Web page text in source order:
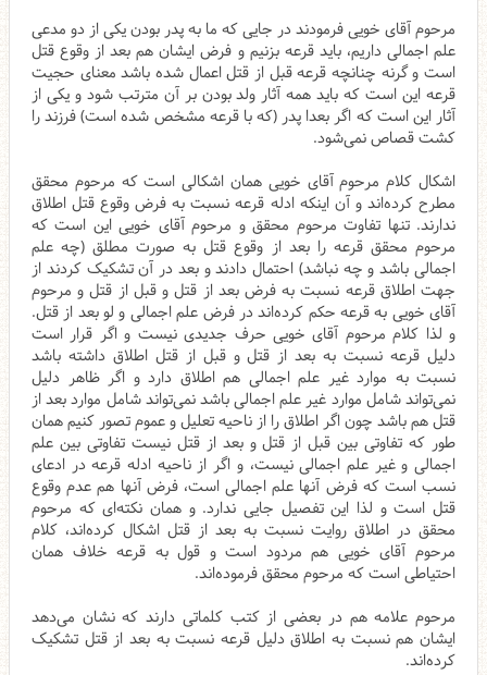
مرحوم آقای خویی فرمودند در جایی که ما به پدر بودن یکی از دو مدعی
علم اجمالی داریم، باید قرعه بزنیم و فرض ایشان هم بعد از وقوع قتل
است و گرنه چنانچه قرعه قبل از قتل اعمال شده باشد معنای حجیت
قرعه این است که باید همه آثار ولد بودن بر آن مترتب شود و یکی از
آثار این است که اگر بعدا پدر (که با قرعه مشخص شده است) فرزند را
کشت قصاص نمی‌شود.
اشکال کلام مرحوم آقای خویی همان اشکالی است که مرحوم محقق
مطرح کرده‌اند و آن اینکه ادله قرعه نسبت به فرض وقوع قتل اطلاق
ندارند. تنها تفاوت مرحوم محقق و مرحوم آقای خویی این است که
مرحوم محقق قرعه را بعد از وقوع قتل به صورت مطلق (چه علم
اجمالی باشد و چه نباشد) احتمال دادند و بعد در آن تشکیک کردند از
جهت اطلاق قرعه نسبت به فرض بعد از قتل و قبل از قتل و مرحوم
آقای خویی به قرعه حکم کرده‌اند در فرض علم اجمالی و لو بعد از قتل.
و لذا کلام مرحوم آقای خویی حرف جدیدی نیست و اگر قرار است
دلیل قرعه نسبت به بعد از قتل و قبل از قتل اطلاق داشته باشد
نسبت به موارد غیر علم اجمالی هم اطلاق دارد و اگر ظاهر دلیل
نمی‌تواند شامل موارد غیر علم اجمالی باشد نمی‌تواند شامل موارد بعد از
قتل هم باشد چون اگر اطلاق را از ناحیه تعلیل و عموم تصور کنیم همان
طور که تفاوتی بین قبل از قتل و بعد از قتل نیست تفاوتی بین علم
اجمالی و غیر علم اجمالی نیست، و اگر از ناحیه ادله قرعه در ادعای
نسب است که فرض آنها علم اجمالی است، فرض آنها هم عدم وقوع
قتل است و لذا این تفصیل جایی ندارد. و همان نکته‌ای که مرحوم
محقق در اطلاق روایت نسبت به بعد از قتل اشکال کرده‌اند، کلام
مرحوم آقای خویی هم مردود است و قول به قرعه خلاف همان
احتیاطی است که مرحوم محقق فرموده‌اند.
مرحوم علامه هم در بعضی از کتب کلماتی دارند که نشان می‌دهد
ایشان هم نسبت به اطلاق دلیل قرعه نسبت به بعد از قتل تشکیک
کرده‌اند.